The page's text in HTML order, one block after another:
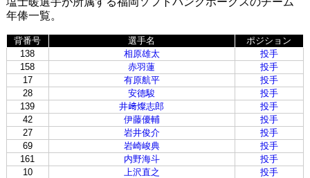
年俸一覧。
背番号 選手名
ポジション
138
相原雄太
投手
158
赤羽蓮
投手
17
有原航平
投手
28
安德駿
投手
139
井﨑燦志郎
投手
42
伊藤優輔
投手
27
岩井俊介
投手
69
岩崎峻典
投手
161
内野海斗
投手
10
上沢直之
投手